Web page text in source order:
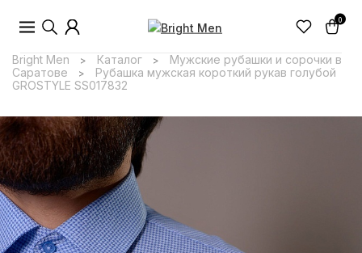
0
Bright Men > Каталог >
Мужские рубашки и сорочки в
Саратове
>
Рубашка мужская короткий рукав голубой
GROSTYLE SS017832